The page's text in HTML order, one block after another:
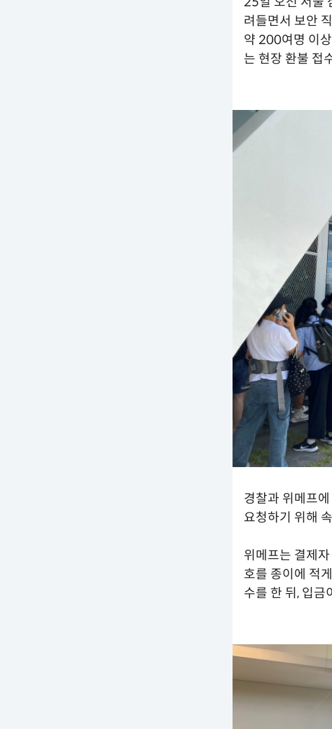
려들면서 보안
약 200여명 이
는 현장 환불 접
경찰과 위메프
요청하기 위해
위메프는 결제
호를 종이에 적
수를 한 뒤, 입금